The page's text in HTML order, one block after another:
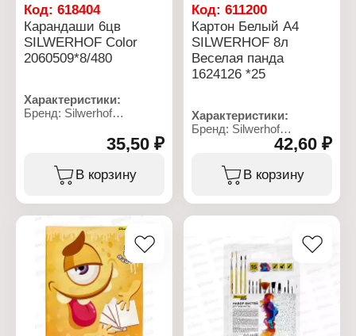
Код: 618404
Карандаши 6цв
SILWERHOF Color
2060509*8/480
Характеристики:
Бренд: Silwerhof
Тип товара: Набор
Цвет грифеля: цветные
Модель: "Color"
цветов
пластик
Форма корпуса:
шестигранный
Диаметр корпуса: 7 мм
Диаметр грифеля: 2,6 мм
Заводская заточка: есть
Упаковка: в картонном
коробе с европодвесом
35,50 ₽
В корзину
Код:611200
Картон Белый А4
SILWERHOF 8л
Веселая панда
1624126 *25
Характеристики:
Бренд: Silwerhof
Артикул: 1624126
Тип товара: Картон
Дизайн: "Веселая панда"
Формат: А4
немелованный
Упаковка: пакет
Плотность: 230 г/м2
42,60 ₽
В корзину